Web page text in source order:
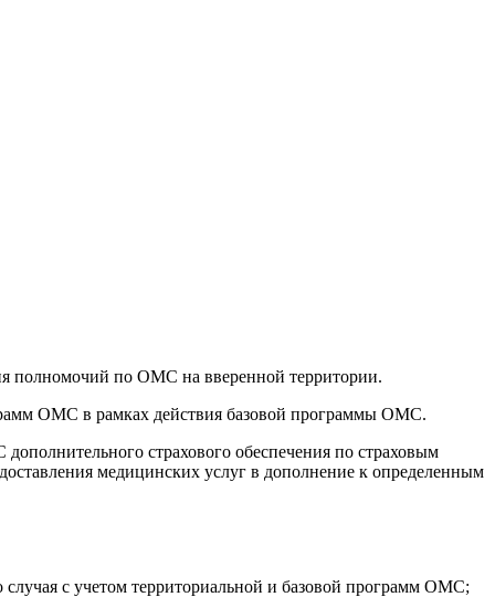
полномочий по ОМС на вверенной территории.
ОМС в рамках действия базовой программы ОМС.
страхового обеспечения по страховым
медицинских услуг в дополнение к определенным
случая с учетом территориальной и базовой программ ОМС;